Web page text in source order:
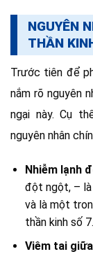
NGUYÊN
THẦN
Trước tiên để
nắm rõ nguyên
ngại này. Cụ
nguyên nhân
Nhiễm lạnh
đột ngột, – là
và là một
thần kinh số 7.
Viêm tai